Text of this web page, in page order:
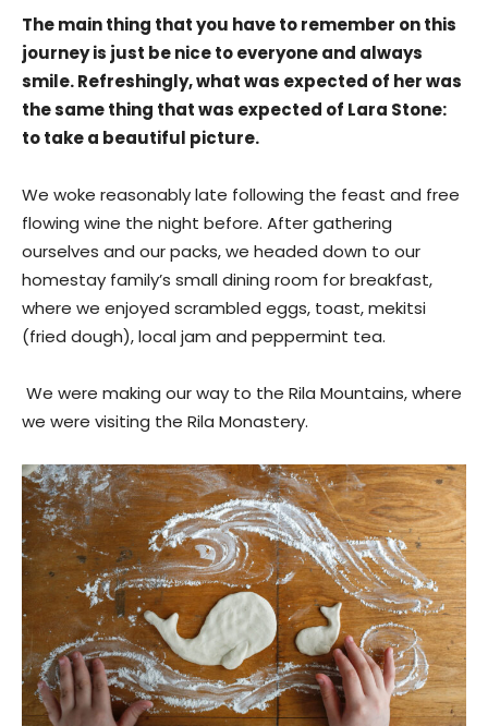
The main thing that you have to remember on this
journey is just be nice to everyone and always
smile. Refreshingly, what was expected of her was
the same thing that was expected of Lara Stone:
to take a beautiful picture.
We woke reasonably late following the feast and free
flowing wine the night before. After gathering
ourselves and our packs, we headed down to our
homestay family’s small dining room for breakfast,
where we enjoyed scrambled eggs, toast, mekitsi
(fried dough), local jam and peppermint tea.
We were making our way to the Rila Mountains, where
we were visiting the Rila Monastery.